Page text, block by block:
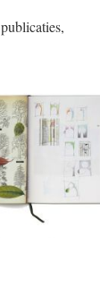
publicaties,